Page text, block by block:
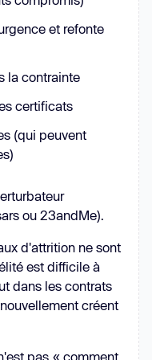
et refonte
la contrainte
certificats
(qui peuvent
ou 23andMe).
d'attrition ne sont
est difficile à
dans les contrats
créent
pas « comment